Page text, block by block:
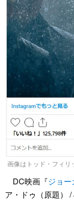
画像はトッド・フィリ
DC映画『ジョー
ア・ドゥ（原題）